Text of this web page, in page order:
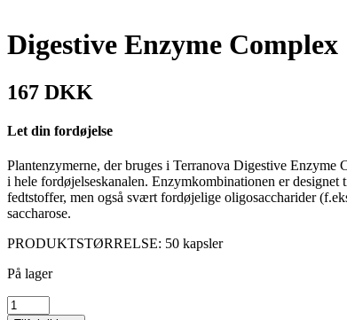
Digestive Enzyme Complex
167 DKK
Let din fordøjelse
Plantenzymerne, der bruges i Terranova Digestive
i hele fordøjelseskanalen. Enzymkombinationen er
fedtstoffer, men også svært fordøjelige oligosaccharider
saccharose.
PRODUKTSTØRRELSE: 50 kapsler
På lager
Digestive